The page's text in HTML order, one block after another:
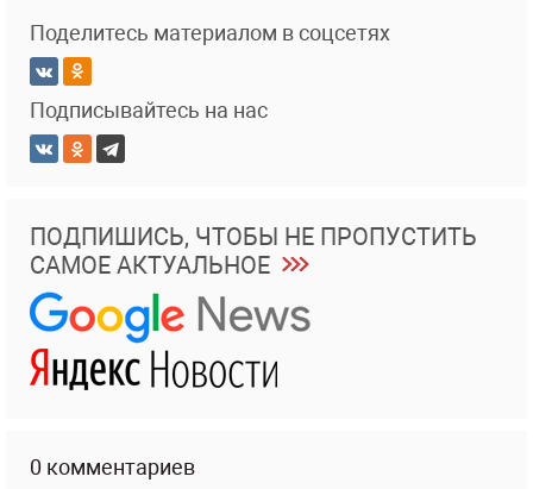
Поделитесь материалом в соцсетях
Подписывайтесь на нас
ПОДПИШИСЬ, ЧТОБЫ НЕ ПРОПУСТИТЬ
САМОЕ АКТУАЛЬНОЕ
0 комментариев